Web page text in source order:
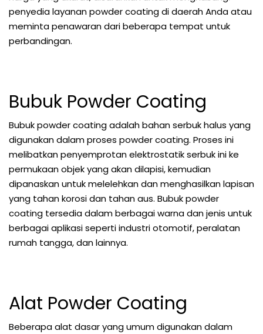
penyedia layanan powder coating di daerah Anda atau
meminta penawaran dari beberapa tempat untuk
perbandingan.
Bubuk Powder Coating
Bubuk powder coating adalah bahan serbuk halus yang
digunakan dalam proses powder coating. Proses ini
melibatkan penyemprotan elektrostatik serbuk ini ke
permukaan objek yang akan dilapisi, kemudian
dipanaskan untuk melelehkan dan menghasilkan lapisan
yang tahan korosi dan tahan aus. Bubuk powder
coating tersedia dalam berbagai warna dan jenis untuk
berbagai aplikasi seperti industri otomotif, peralatan
rumah tangga, dan lainnya.
Alat Powder Coating
Beberapa alat dasar yang umum digunakan dalam